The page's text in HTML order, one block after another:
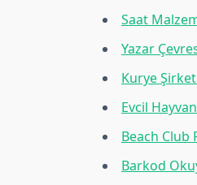
Saat
Yazar
Kurye
Evcil
Beach Club
Barkod